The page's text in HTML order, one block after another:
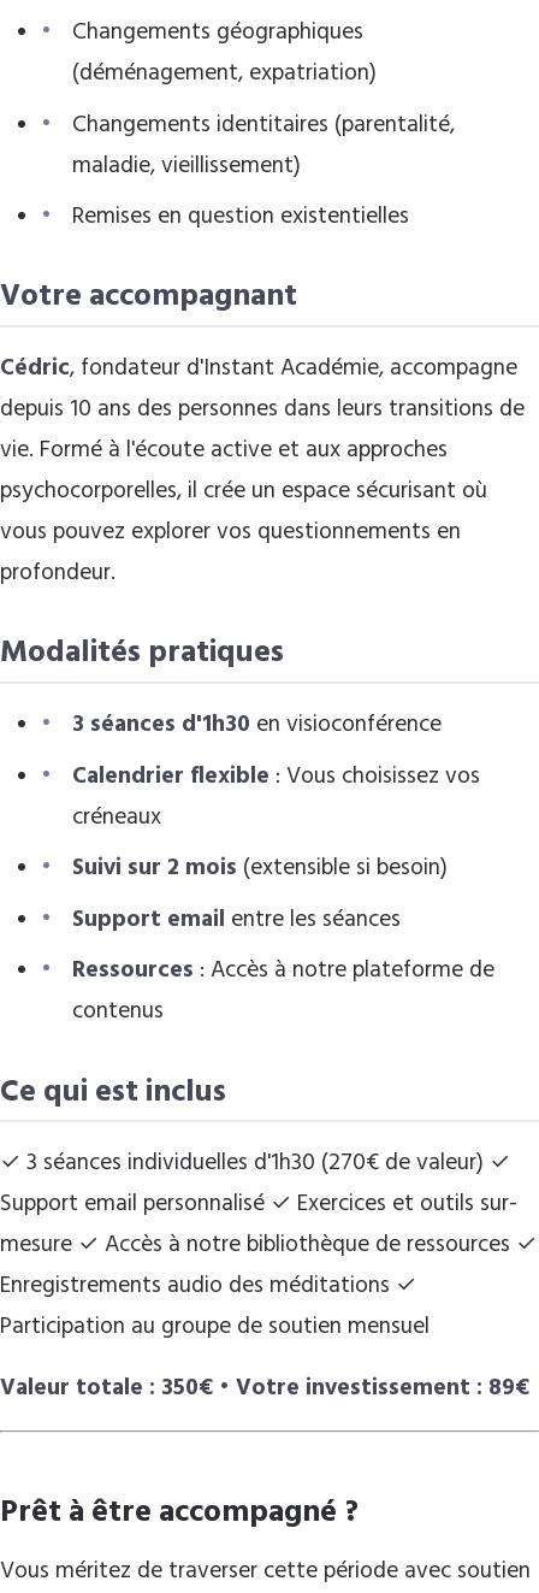
Changements géographiques
(déménagement, expatriation)
Changements identitaires (parentalité,
maladie, vieillissement)
Remises en question existentielles
Votre accompagnant
Cédric, fondateur d'Instant Académie, accompagne
depuis 10 ans des personnes dans leurs transitions de
vie. Formé à l'écoute active et aux approches
psychocorporelles, il crée un espace sécurisant où
vous pouvez explorer vos questionnements en
profondeur.
Modalités pratiques
3 séances d'1h30 en visioconférence
Calendrier flexible : Vous choisissez vos
créneaux
Suivi sur 2 mois (extensible si besoin)
Support email entre les séances
Ressources : Accès à notre plateforme de
contenus
Ce qui est inclus
✓ 3 séances individuelles d'1h30 (270€ de valeur) ✓
Support email personnalisé ✓ Exercices et outils sur-
mesure ✓ Accès à notre bibliothèque de ressources ✓
Enregistrements audio des méditations ✓
Participation au groupe de soutien mensuel
Valeur totale : 350€ • Votre investissement : 89€
Prêt à être accompagné ?
Vous méritez de traverser cette période avec soutien